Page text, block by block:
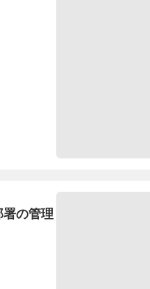
署の管理